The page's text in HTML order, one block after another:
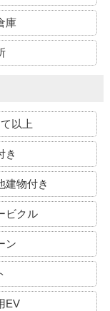
庫
以上
き
建物付き
ビクル
ン
EV